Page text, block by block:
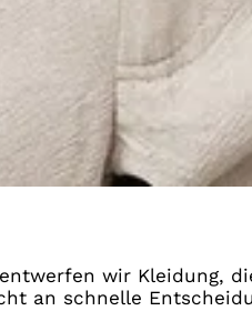
wir Kleidung,
an schnelle